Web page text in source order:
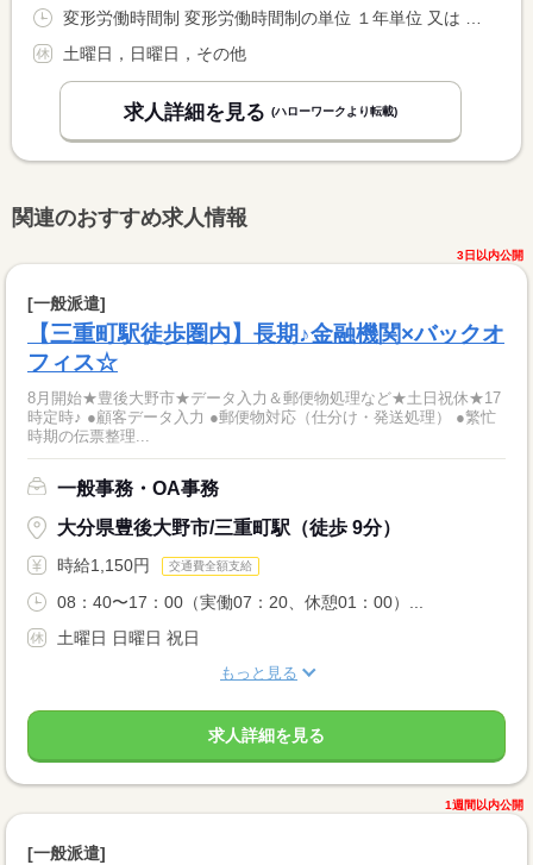
土曜日，日曜日，その他
求人詳細を見る (ハローワークより転載)
関連のおすすめ求人情報
3日以内公開
[一般派遣]
【三重町駅徒歩圏内】長期♪金融機関×バックオ
フィス☆
8月開始★豊後大野市★データ入力＆郵便物処理など★土日祝休★17
時定時♪ ●顧客データ入力 ●郵便物対応（仕分け・発送処理） ●繁忙
時期の伝票整理...
一般事務・OA事務
大分県豊後大野市/三重町駅（徒歩 9分）
時給1,150円 交通費全額支給
08：40〜17：00（実働07：20、休憩01：00）...
土曜日 日曜日 祝日
もっと見る
求人詳細を見る
1週間以内公開
[一般派遣]